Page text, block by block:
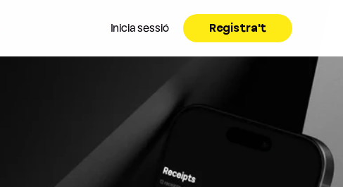
Inicia sessió Registra't